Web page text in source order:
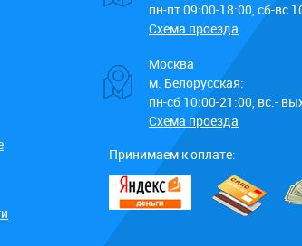
пн-пт 09:00-18:00, сб-вс
Схема проезда
Москва
м. Белорусская:
пн-сб 10:00-21:00, вс.-
Схема проезда
Принимаем к оплате: